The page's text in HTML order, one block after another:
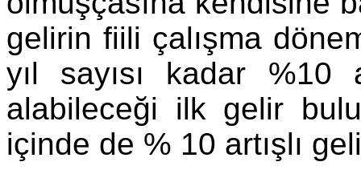
gelirin fiili çalışma
yıl sayısı kadar %10
alabileceği ilk gelir
içinde de % 10 artışlı